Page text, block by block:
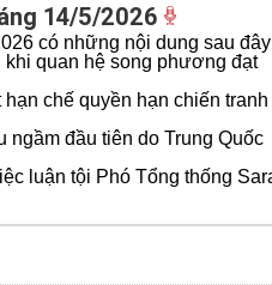
14/5/2026
có những nội dung sau
quan hệ song phương đạt
chế quyền hạn chiến tranh
ngầm đầu tiên do Trung Quốc
luận tội Phó Tổng thống